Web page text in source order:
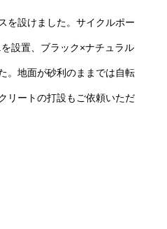
を設けました。サイクルポー
設置、ブラック×ナチュラル
。地面が砂利のままでは自転
リートの打設もご依頼いただ